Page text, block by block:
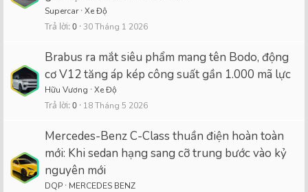
Supercar Xe Độ
Trả lời 0 30 Tháng 1 2026
Brabus ra mắt siêu phẩm mang tên Bodo, động
cơ V12 tăng áp kép công suất gần 1.000 mã lực
Hữu Vương Xe Độ
Trả lời 0 18 Tháng 5 2026
Mercedes-Benz C-Class thuần điện hoàn toàn
mới: Khi sedan hạng sang cỡ trung bước vào kỷ
nguyên mới
DQP MERCEDES BENZ